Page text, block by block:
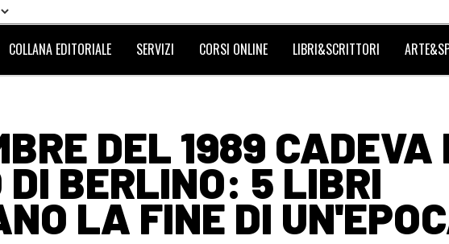
COLLANA EDITORIALE SERVIZI CORSI ONLINE LIBRI&SCRITTORI
DEL 1989 CADEVA
DI BERLINO: 5 LIBRI
LA FINE DI